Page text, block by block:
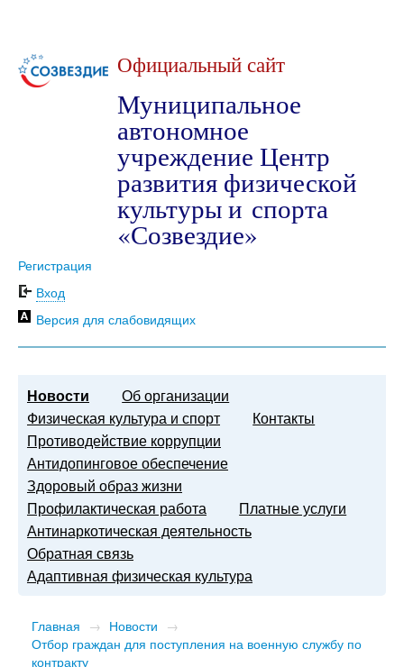
Официальный сайт
Муниципальное
автономное
учреждение Центр
развития физической
культуры и спорта
«Созвездие»
Регистрация
Вход
Версия для слабовидящих
Новости
Об организации
Физическая культура и спорт
Контакты
Противодействие коррупции
Антидопинговое обеспечение
Здоровый образ жизни
Профилактическая работа
Платные услуги
Антинаркотическая деятельность
Обратная связь
Адаптивная физическая культура
Главная → Новости →
Отбор граждан для поступления на военную службу по
контракту